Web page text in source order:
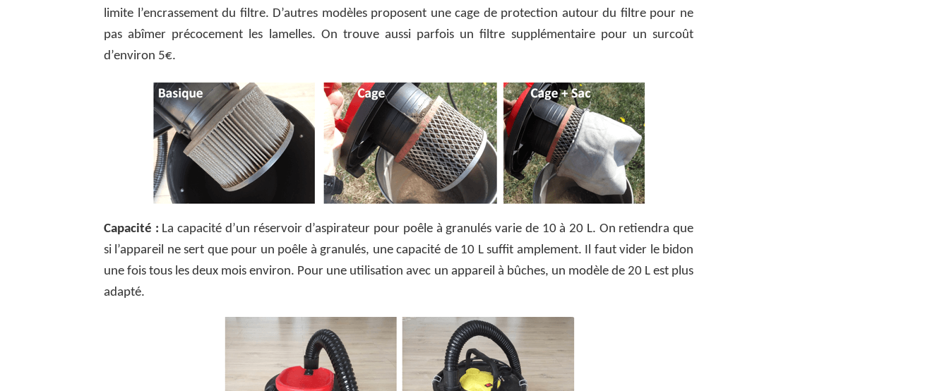
limite l’encrassement du filtre. D’autres modèles proposent une cage de protection autour du filtre pour ne
pas abîmer précocement les lamelles. On trouve aussi parfois un filtre supplémentaire pour un surcoût
d’environ 5€.
Capacité : La capacité d’un réservoir d’aspirateur pour poêle à granulés varie de 10 à 20 L. On retiendra que
si l’appareil ne sert que pour un poêle à granulés, une capacité de 10 L suffit amplement. Il faut vider le bidon
une fois tous les deux mois environ. Pour une utilisation avec un appareil à bûches, un modèle de 20 L est plus
adapté.